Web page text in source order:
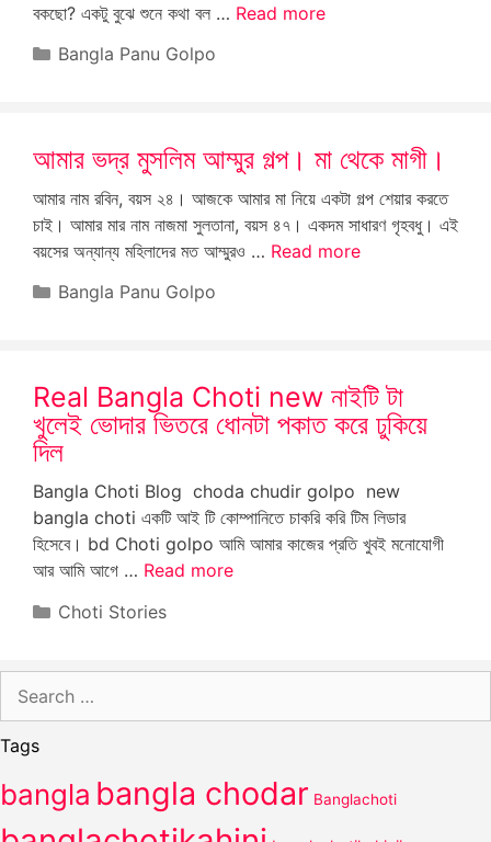
বকছো? একটু বুঝে শুনে কথা বল … Read more
Categories
Bangla Panu Golpo
আমার ভদ্র মুসলিম আম্মুর গল্প। মা থেকে মাগী।
আমার নাম রবিন, বয়স ২৪। আজকে আমার মা নিয়ে একটা গল্প শেয়ার করতে
চাই। আমার মার নাম নাজমা সুলতানা, বয়স ৪৭। একদম সাধারণ গৃহবধু। এই
বয়সের অন্যান্য মহিলাদের মত আম্মুরও … Read more
Categories
Bangla Panu Golpo
Real Bangla Choti new নাইটি টা
খুলেই ভোদার ভিতরে ধোনটা পকাত করে ঢুকিয়ে
দিল
Bangla Choti Blog choda chudir golpo new
bangla choti একটি আই টি কোম্পানিতে চাকরি করি টিম লিডার
হিসেবে। bd Choti golpo আমি আমার কাজের প্রতি খুবই মনোযোগী
আর আমি আগে … Read more
Categories
Choti Stories
for:
Tags
bangla bangla chodar Banglachoti